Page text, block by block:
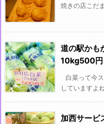
焼きの店こだ
道の駅かも
10kg500円
白菜って今
していますよ
加西サービ